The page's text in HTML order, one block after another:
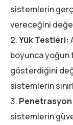
sistemlerin
vereceğini
Yük Testleri:
boyunca yoğun
gösterdiğini
sistemlerin
sistemlerin